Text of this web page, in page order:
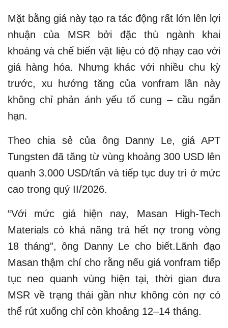
Mặt bằng giá này tạo ra tác động rất lớn lên lợi
nhuận của MSR bởi đặc thù ngành khai
khoáng và chế biến vật liệu có độ nhạy cao với
giá hàng hóa. Nhưng khác với nhiều chu kỳ
trước, xu hướng tăng của vonfram lần này
không chỉ phản ánh yếu tố cung – cầu ngắn
hạn.
Theo chia sẻ của ông Danny Le, giá APT
Tungsten đã tăng từ vùng khoảng 300 USD lên
quanh 3.000 USD/tấn và tiếp tục duy trì ở mức
cao trong quý II/2026.
“Với mức giá hiện nay, Masan High-Tech
Materials có khả năng trả hết nợ trong vòng
18 tháng”, ông Danny Le cho biết.Lãnh đạo
Masan thậm chí cho rằng nếu giá vonfram tiếp
tục neo quanh vùng hiện tại, thời gian đưa
MSR về trạng thái gần như không còn nợ có
thể rút xuống chỉ còn khoảng 12–14 tháng.